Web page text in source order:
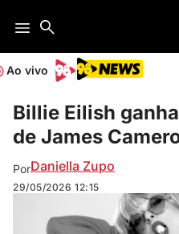
Ao vivo
Billie Eilish
de James
PorDaniella Zupo
29/05/2026 12:15